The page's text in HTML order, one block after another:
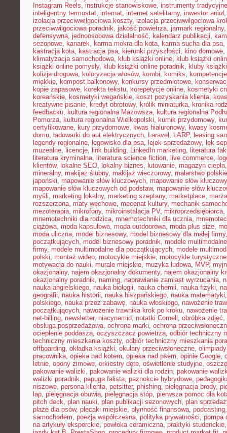
Instagram Reels, instrukcje stanowiskowe, instrumenty tradycyjne
inteligentny termostat, internat, internet satelitarny, inwestor anioł
izolacja przeciwwilgociowa koszty, izolacja przeciwwilgociowa
przeciwwilgociowa poradnik, jakość powietrza, jarmark regionalny
defensywna, jednoosobowa działalność, kalendarz publikacji,
sezonowe, kanarek, karma mokra dla kota, karma sucha dla psa,
kastracja kota, kastracja psa, kierunki przyszłości, kino domowe,
klimatyzacja samochodowa, klub książki online, klub książki
książki online pomysły, klub książki online poradnik, kluby książki
kolizja drogowa, koloryzacja włosów, kombi, komiks,
miękkie, kompost balkonowy, konkursy przedmiotowe,
kopie zapasowe, korekta tekstu, korepetycje online, kosmetyki
koreańskie, kosmetyki wegańskie, koszt pozyskania klienta,
kreatywne pisanie, kredyt obrotowy, królik miniaturka, kronika
feedbacku, kultura regionalna Mazowsza, kultura regionalna
Pomorza, kultura regionalna Wielkopolski, kurnik przydomowy,
certyfikowane, kury przydomowe, kwas hialuronowy, kwasy
domu, ładowarki do aut elektrycznych, Laravel , LARP, leasing
legendy regionalne, legowisko dla psa, lejek sprzedażowy, lęk
muzealne, licencje, link building, LinkedIn marketing, literatura
literatura kryminalna, literatura science fiction, live commerce,
klientów, lokalne SEO, lokalny biznes, lutowanie, magazyn ciepła
mineralny, makijaż ślubny, makijaż wieczorowy, malarstwo polskie
japoński, mapowanie słów kluczowych, mapowanie słów
mapowanie słów kluczowych od podstaw, mapowanie słów
myśli, marketing lokalny, marketing szeptany, marketplace, marża
rozszerzona, maty węchowe, mecenat kultury, mechanik
mezoterapia, mikrofony, mikroinstalacja PV, mikroprzedsiębiorca,
mnemotechniki dla rodzica, mnemotechniki dla ucznia,
ciążowa, moda kapsułowa, moda outdoorowa, moda plus size,
moda uliczna, model biznesowy, model biznesowy dla małej firmy
początkujących, model biznesowy poradnik, modele multimodalne
firmy, modele multimodalne dla początkujących, modele
polski, montaż wideo, motocykle miejskie, motocykle turystyczne
motywacja do nauki, murale miejskie, muzyka ludowa, MVP,
okazjonalny, najem okazjonalny dokumenty, najem okazjonalny
okazjonalny poradnik, naming, naprawianie zamiast wyrzucania,
nauka angielskiego, nauka biologii, nauka chemii, nauka fizyki,
geografii, nauka historii, nauka hiszpańskiego, nauka matematyki
polskiego, nauka przez zabawę, nauka włoskiego, nawożenie
początkujących, nawożenie trawnika krok po kroku, nawożenie
net-billing, newsletter, niacynamid, notatki Cornell , obróbka zdjęć,
obsługa posprzedażowa, ochrona marki, ochrona
ocieplenie poddasza, oczyszczacz powietrza, odbiór techniczny
techniczny mieszkania koszty, odbiór techniczny mieszkania
offboarding, okładka książki, okulary przeciwsłoneczne,
pracownika, opieka nad kotem, opieka nad psem, opinie Google,
letnie, opony zimowe, orkiestry dęte, oświetlenie studyjne,
pakowanie walizki, pakowanie walizki dla rodzin, pakowanie
walizki poradnik, papuga falista, paznokcie hybrydowe,
niszowe, persona klienta, petsitter, phishing, pielęgnacja brody,
łap, pielęgnacja obuwia, pielęgnacja stóp, pierwsza pomoc dla
pitch deck, plan nauki, plan publikacji sezonowych, plan
plaże dla psów, plecaki miejskie, płynność finansowa, podcasting
samochodem, poezja współczesna, polityka prywatności, pompa
na artykuły eksperckie, powłoka ceramiczna, praktyki studenckie